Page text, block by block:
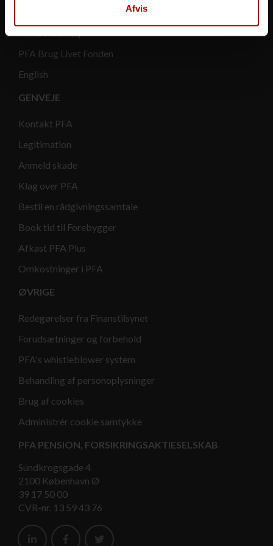
Afvis
PFA Soraarneq
PFA Brug Livet Fonden
English
GENVEJE
Kontakt PFA
Legitimation
Anmeld skade
Klag over PFA
Bestil en rådgivningssamtale
Book tid til Forebygger
Afkast PFA Plus
Omkostninger i PFA
ØVRIGE
Redegørelser fra Finanstilsynet
Forudsætninger og forbehold
PFA's whistleblower system
Behandling af personoplysninger
Brug af cookies
Administrér cookie samtykke
PFA PENSION, FORSIKRINGSAKTIESELSKAB
Sundkrogsgade 4
2100 København Ø
39 17 50 00
CVR-nr. 13 59 43 76